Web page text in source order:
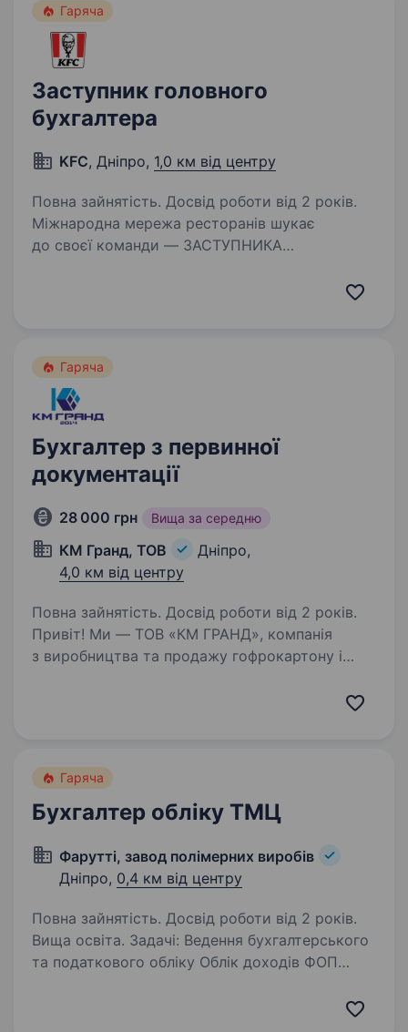
Гаряча
Заступник головного
бухгалтера
KFC, Дніпро, 1,0 км від центру
Повна зайнятість. Досвід роботи від 2 років.
Міжнародна мережа ресторанів шукає
до своєї команди — ЗАСТУПНИКА
Гаряча
Бухгалтер з первинної
документації
28 000 грн Вища за середню
КМ Гранд, ТОВ
Дніпро,
4,0 км від центру
Повна зайнятість. Досвід роботи від 2 років.
Привіт! Ми — ТОВ «КМ ГРАНД», компанія
з виробництва та продажу гофрокартону і
Гаряча
Бухгалтер обліку ТМЦ
Фарутті, завод полімерних виробів
Дніпро, 0,4 км від центру
Повна зайнятість. Досвід роботи від 2 років.
Вища освіта. Задачі: Ведення бухгалтерського
та податкового обліку Облік доходів ФОП